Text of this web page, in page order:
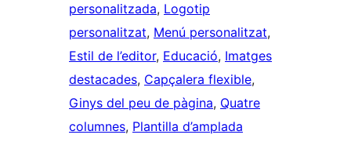
personalitzada, Logotip
personalitzat, Menú personalitzat
Estil de l’editor, Educació, Imatges
destacades, Capçalera flexible
Ginys del peu de pàgina, Quatre
columnes, Plantilla d’amplada